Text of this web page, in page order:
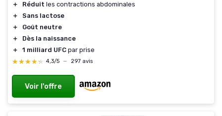
＋ Réduit les contractions abdominales
＋
Sans lactose
＋
Goût neutre
＋
Dès la naissance
＋
1 milliard UFC par prise
★★★★★
★★★★★ 4,3/5 — 297 avis
Voir l'offre